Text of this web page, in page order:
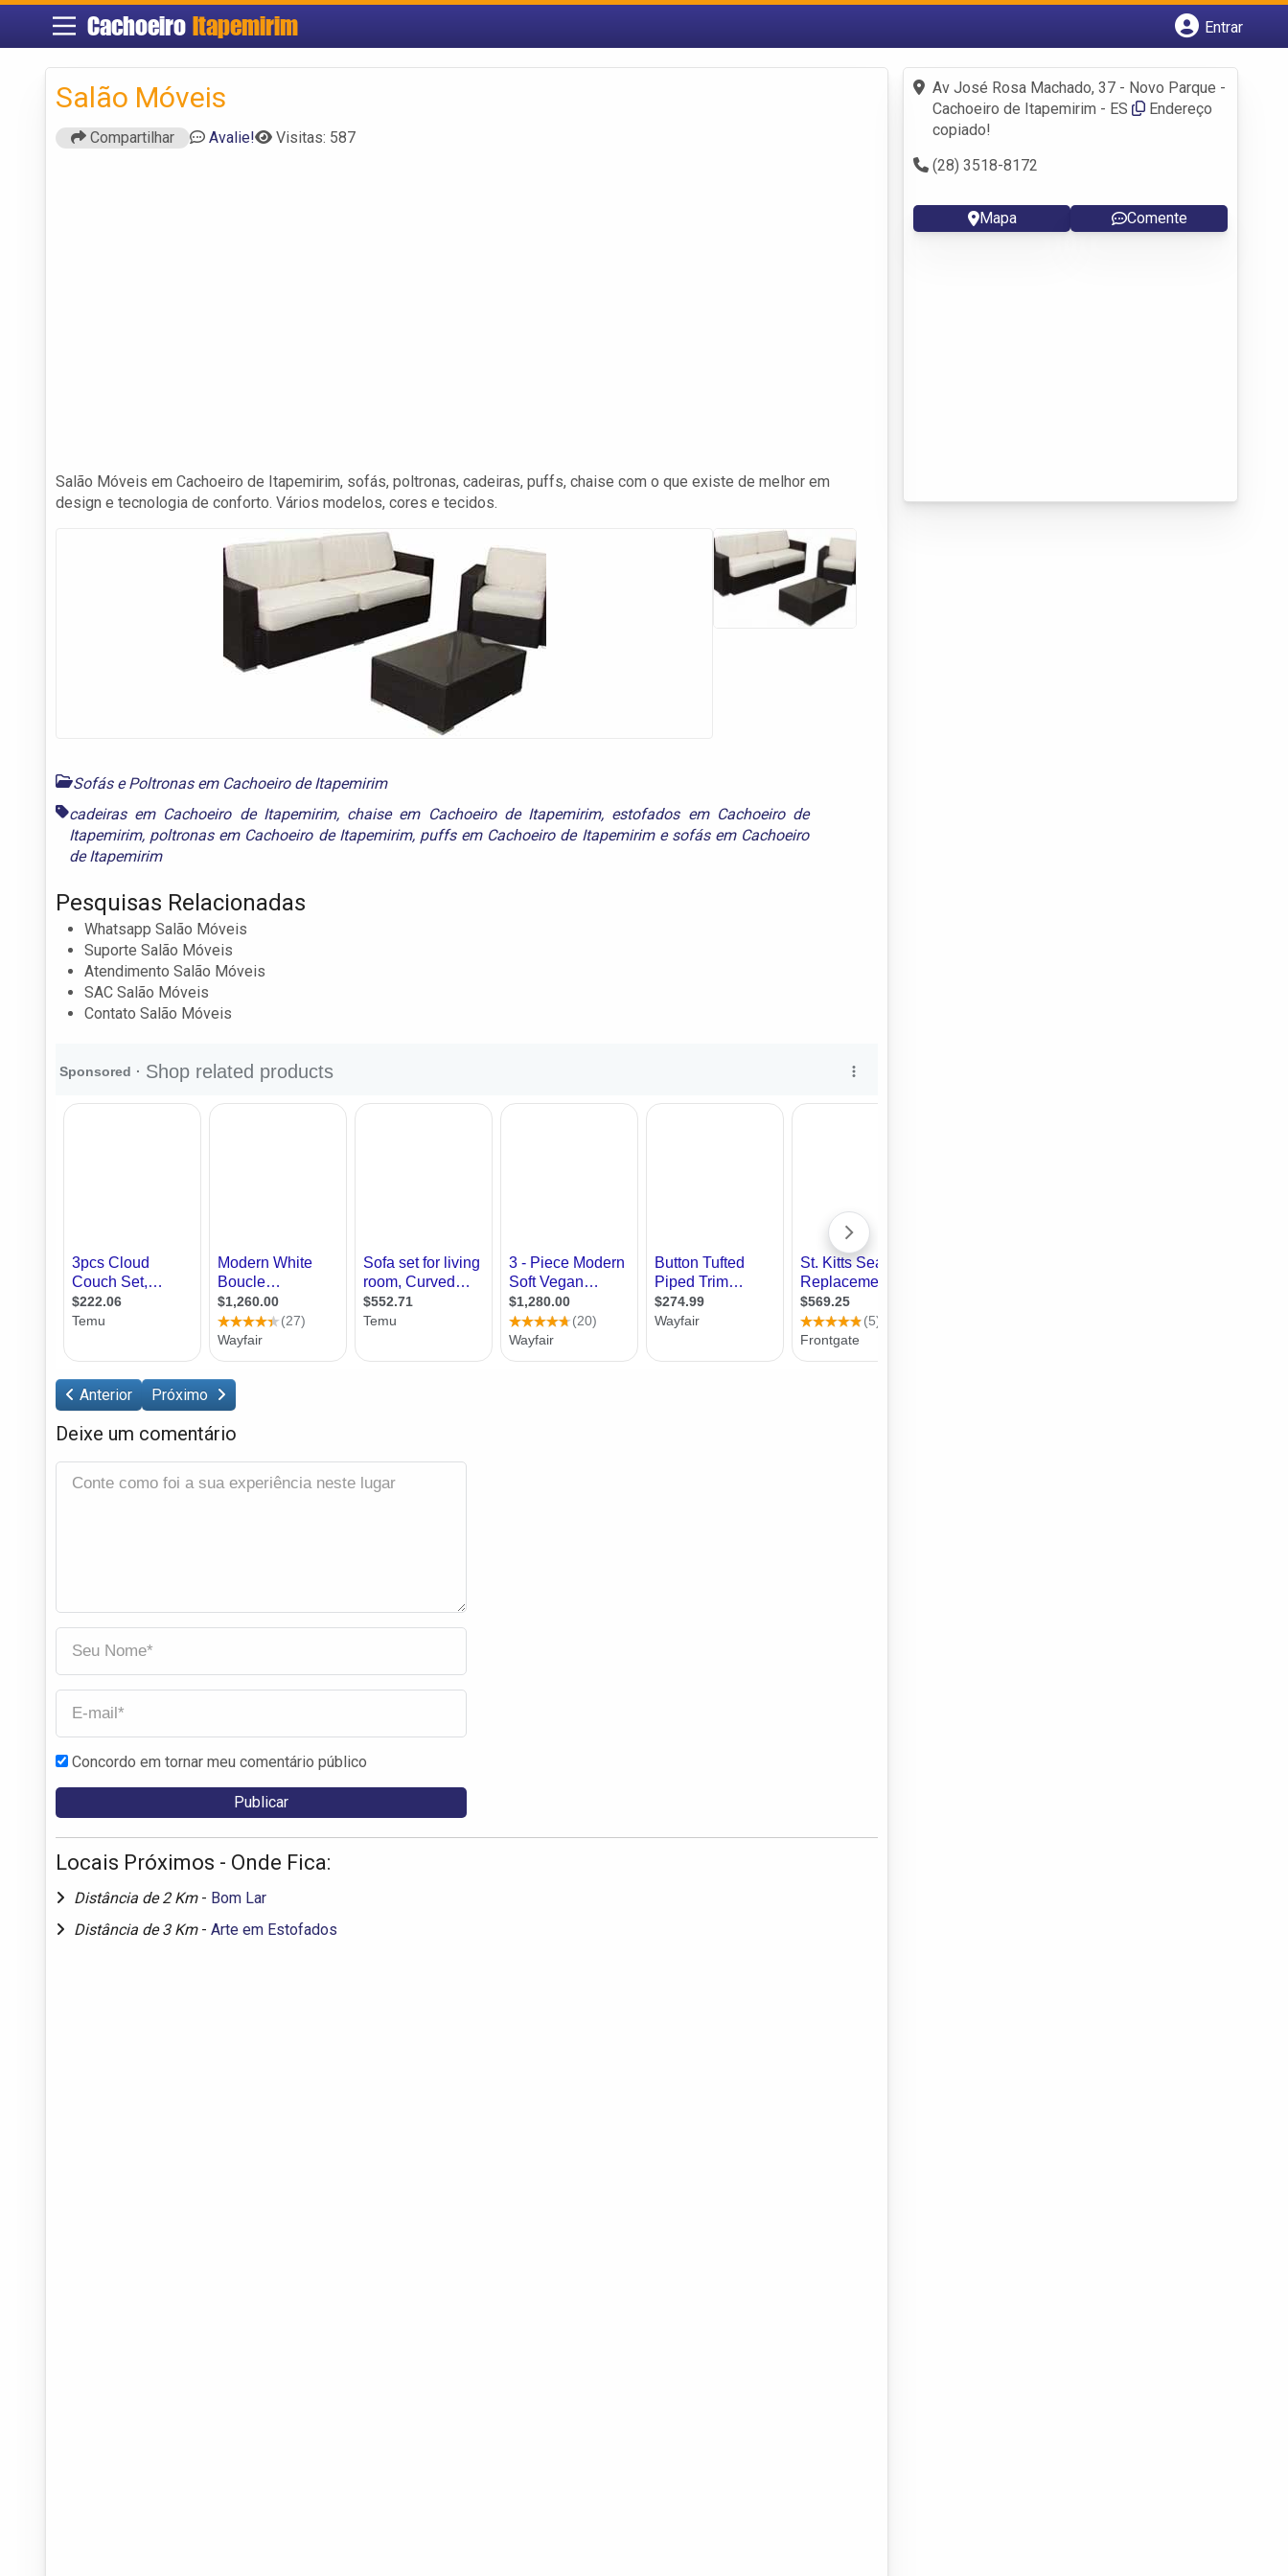
Cachoeiro Itapemirim
Entrar
Fazer login
Criar conta
Salão Móveis
Compartilhar Avalie! Visitas: 587
Salão Móveis em Cachoeiro de Itapemirim, sofás, poltronas, cadeiras, puffs, chaise com o que existe de melhor em
design e tecnologia de conforto. Vários modelos, cores e tecidos.
Sofás e Poltronas em Cachoeiro de Itapemirim
cadeiras em Cachoeiro de Itapemirim, chaise em Cachoeiro de Itapemirim, estofados em Cachoeiro de
Itapemirim, poltronas em Cachoeiro de Itapemirim, puffs em Cachoeiro de Itapemirime sofás em Cachoeiro
de Itapemirim
Pesquisas Relacionadas
Whatsapp Salão Móveis
Suporte Salão Móveis
Atendimento Salão Móveis
SAC Salão Móveis
Contato Salão Móveis
Anterior Próximo
Deixe um comentário
Concordo em tornar meu comentário público
Locais Próximos - Onde Fica:
Distância de 2 Km - Bom Lar
Distância de 3 Km - Arte em Estofados
Av José Rosa Machado, 37 - Novo Parque -
Cachoeiro de Itapemirim - ES
Endereço
copiado!
(28) 3518-8172
Mapa Comente